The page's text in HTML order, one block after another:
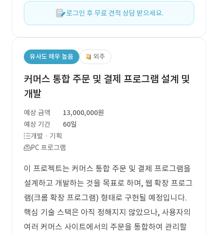
로그인 후 무료 견적 상담 받으세요.
유사도 매우 높음 외주
커머스 통합 주문 및 결제 프로그램 설계 및
개발
예상 금액
13,000,000원
예상 기간
60일
개발 · 기획
PC 프로그램
이 프로젝트는 커머스 통합 주문 및 결제 프로그램을
설계하고 개발하는 것을 목표로 하며, 웹 확장 프로그
램(크롬 확장 프로그램) 형태로 구현될 예정입니다.
핵심 기술 스택은 아직 정해지지 않았으나, 사용자의
여러 커머스 사이트에서의 주문을 통합하여 관리할